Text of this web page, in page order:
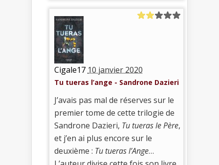
Cigale17 10 janvier 2020
Tu tueras l’ange - Sandrone Dazieri
J’avais pas mal de réserves sur le
premier tome de cette trilogie de
Sandrone Dazieri, Tu tueras le Père,
et j’en ai plus encore sur le
deuxième : Tu tueras l’Ange…